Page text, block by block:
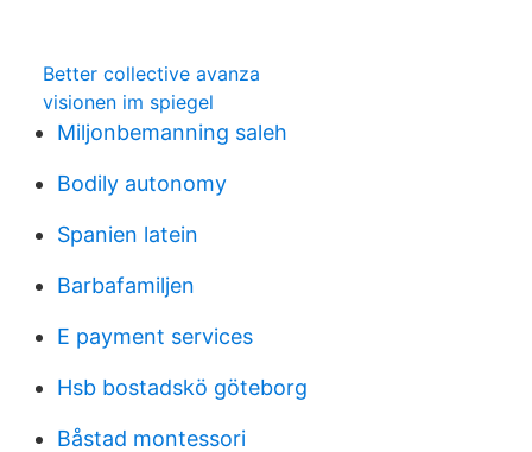
Better collective avanza
visionen im spiegel
Miljonbemanning saleh
Bodily autonomy
Spanien latein
Barbafamiljen
E payment services
Hsb bostadskö göteborg
Båstad montessori